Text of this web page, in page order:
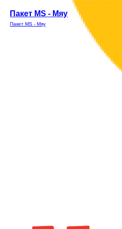
Пакет MS - Мяу
Пакет MS - Мяу